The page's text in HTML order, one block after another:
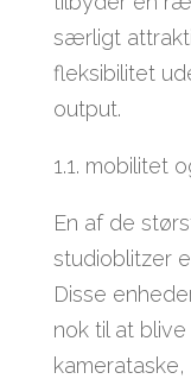
særligt
fleksibilitet
output.
1.1. mobilitet
En af de
studioblitzer
Disse
nok til at